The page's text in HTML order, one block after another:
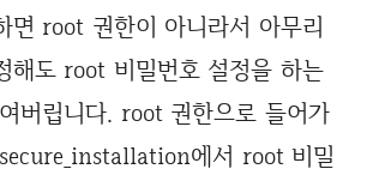
면 root 권한이 아니라서 아무리
해도 root 비밀번호 설정을 하는
버립니다. root 권한으로 들어가
에서 root 비밀